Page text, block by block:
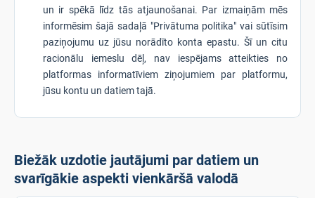
un ir spēkā līdz tās atjaunošanai. Par izmaiņām mēs
informēsim šajā sadaļā "Privātuma politika" vai sūtīsim
paziņojumu uz jūsu norādīto konta epastu. Šī un citu
racionālu iemeslu dēļ, nav iespējams atteikties no
platformas informatīviem ziņojumiem par platformu,
jūsu kontu un datiem tajā.
Biežāk uzdotie jautājumi par datiem un
svarīgākie aspekti vienkāršā valodā